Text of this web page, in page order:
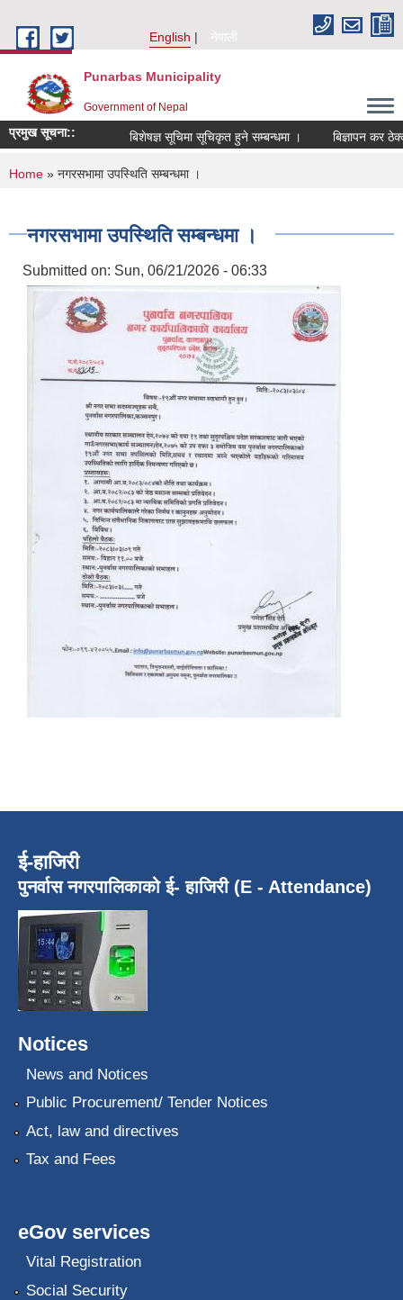
English
नेपाली
Punarbas Municipality
Government of Nepal
प्रमुख सूचना:: बिशेषज्ञ सूचिमा सूचिकृत हुने सम्बन्धमा । बिज्ञापन कर
You are here
Home » नगरसभामा उपस्थिति सम्बन्धमा ।
नगरसभामा उपस्थिति सम्बन्धमा ।
Submitted on: Sun, 06/21/2026 - 06:33
ई-हाजिरी
पुनर्वास नगरपालिकाको ई- हाजिरी (E - Attendance)
Notices
News and Notices
Public Procurement/ Tender Notices
Act, law and directives
Tax and Fees
eGov services
Vital Registration
Social Security